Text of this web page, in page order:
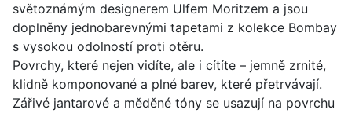
světoznámým designerem Ulfem Moritzem a jsou
doplněny jednobarevnými tapetami z kolekce Bombay
s vysokou odolností proti otěru.
Povrchy, které nejen vidíte, ale i cítíte – jemně zrnité,
klidně komponované a plné barev, které přetrvávají.
Zářivé jantarové a měděné tóny se usazují na povrchu